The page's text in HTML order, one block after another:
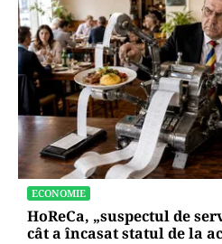
ECONOMIE
HoReCa, „suspectul de
cât a încasat statul de la